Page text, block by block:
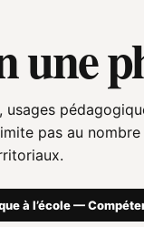
une
pas au
à l’école —